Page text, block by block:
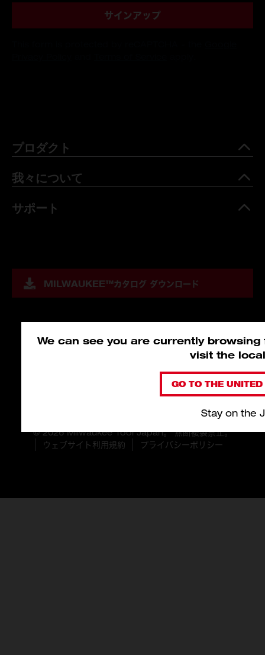
We can see you are currently
visit the
GO TO THE
Stay on the
プロダクト
我々について
サポート
サインアップ
MILWAUKEE™カタログ ダウンロード
© 2026 Milwaukee Tool Japan。 無断複製禁止。
ウェブサイト利用規約
プライバシーポリシー